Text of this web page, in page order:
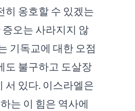
히 옹호할 수 있겠는
오는 사라지지 않
기독교에 대한 오점
도 불구하고 도살장
서 있다. 이스라엘은
는 이 힘은 역사에